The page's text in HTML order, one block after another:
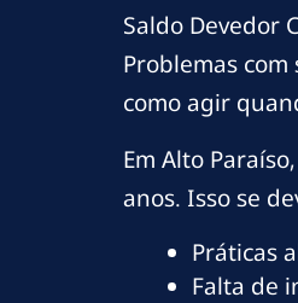
Saldo Devedor
Problemas
como agir
Em Alto
anos. Isso se
Práticas
Falta de